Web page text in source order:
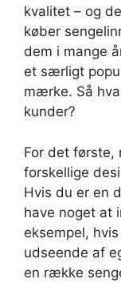
kvalitet – og
køber
dem i mange
et særligt
mærke. Så
kunder?
For det første,
forskellige
Hvis du er en
have noget at
eksempel,
udseende af
en række